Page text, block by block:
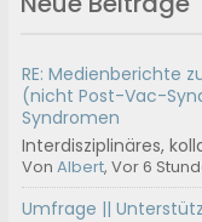
RE: Medienberichte
(nicht Post-Vac-
Syndromen
Interdisziplinäres,
VonAlbert, Vor 6
Umfrage ||